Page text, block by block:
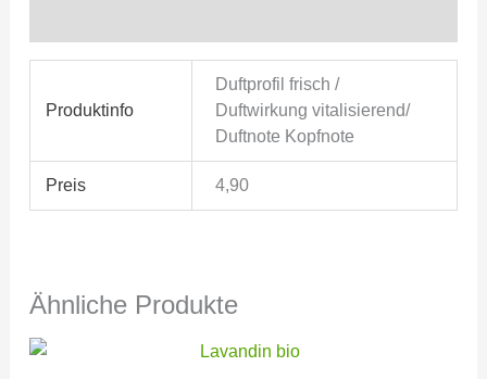
Produktinfo
Duftprofil frisch /
Duftwirkung vitalisierend/
Duftnote Kopfnote
Preis 4,90
Ähnliche Produkte